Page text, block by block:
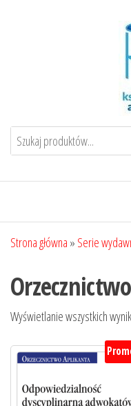
Strona główna » Serie
Wyświetlanie wszystkich